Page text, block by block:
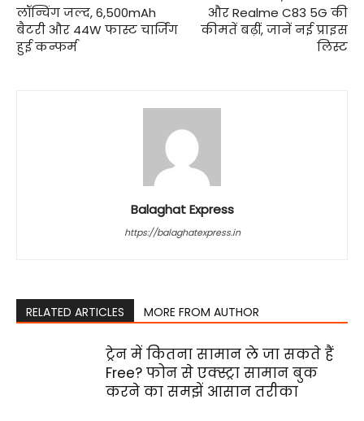
लॉन्चिंग जल्द, 6,500mAh
बैटरी और 44W फास्ट चार्जिंग
हुई कन्फर्म
और Realme C83 5G की
कीमतें बढ़ीं, जानें नई प्राइस
लिस्ट
Balaghat Express
https://balaghatexpress.in
RELATED ARTICLES MORE FROM AUTHOR
ट्रेन में कितना सामान ले जा सकते हैं
Free? फोन से एक्स्ट्रा सामान बुक
करने का समझें आसान तरीका